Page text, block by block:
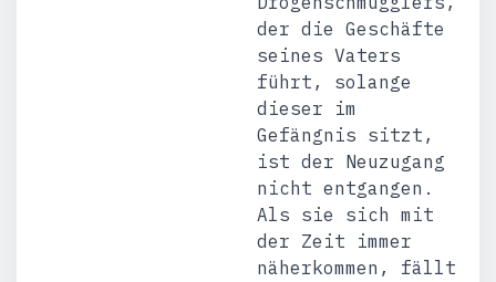
der die Geschäfte
seines Vaters
führt, solange
dieser im
Gefängnis sitzt,
ist der Neuzugang
nicht entgangen.
Als sie sich mit
der Zeit immer
näherkommen, fällt